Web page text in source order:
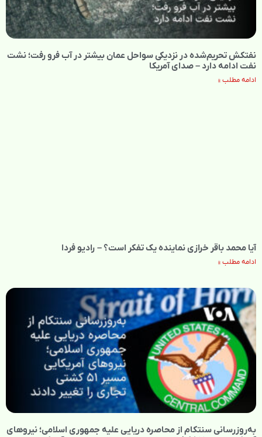
نفتکش تحریم‌شده در نزدیکی سواحل عمان بیشتر در آب فرو رفت؛ نشت
نفت ادامه دارد – صدای آمریکا
ادامه مطلب »
آیا محمد باقر خرازی نماینده یک تفکر است؟ – رادیو فردا
ادامه مطلب »
به‌روزرسانی سنتکام از محاصره دریایی علیه جمهوری اسلامی؛ نیروهای